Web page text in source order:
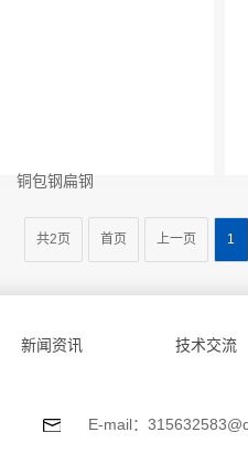
铜包钢扁钢
共2页 首页 上一页 1
新闻资讯 技术交流
E-mail：